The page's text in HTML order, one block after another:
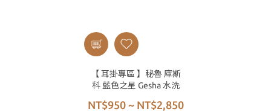
【 耳掛專區 】秘魯 庫斯
科 藍色之星 Gesha 水洗
NT$950 ~ NT$2,850